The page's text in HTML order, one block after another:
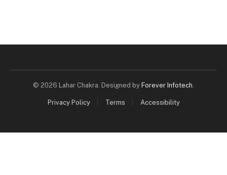
© 2026 Lahar Chakra. Designed by Forever Infotech.
Privacy Policy Terms Accessibility